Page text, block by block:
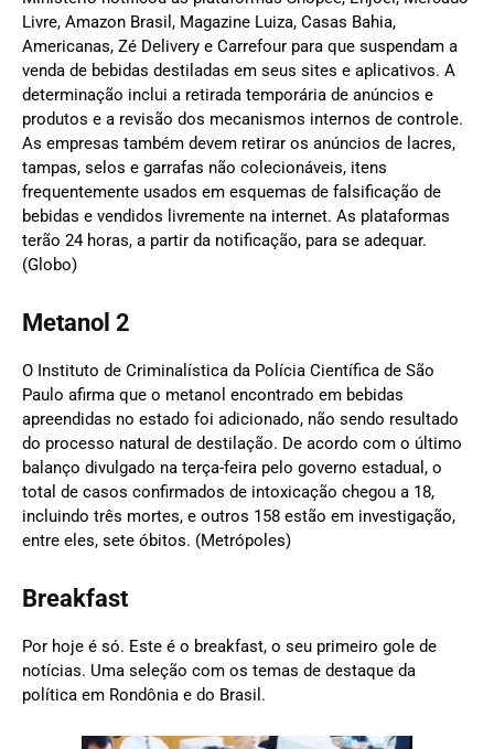
Livre, Amazon Brasil, Magazine Luiza, Casas Bahia,
Americanas, Zé Delivery e Carrefour para que suspendam a
venda de bebidas destiladas em seus sites e aplicativos. A
determinação inclui a retirada temporária de anúncios e
produtos e a revisão dos mecanismos internos de controle.
As empresas também devem retirar os anúncios de lacres,
tampas, selos e garrafas não colecionáveis, itens
frequentemente usados em esquemas de falsificação de
bebidas e vendidos livremente na internet. As plataformas
terão 24 horas, a partir da notificação, para se adequar.
(Globo)
Metanol 2
O Instituto de Criminalística da Polícia Científica de São
Paulo afirma que o metanol encontrado em bebidas
apreendidas no estado foi adicionado, não sendo resultado
do processo natural de destilação. De acordo com o último
balanço divulgado na terça-feira pelo governo estadual, o
total de casos confirmados de intoxicação chegou a 18,
incluindo três mortes, e outros 158 estão em investigação,
entre eles, sete óbitos. (Metrópoles)
Breakfast
Por hoje é só. Este é o breakfast, o seu primeiro gole de
notícias. Uma seleção com os temas de destaque da
política em Rondônia e do Brasil.